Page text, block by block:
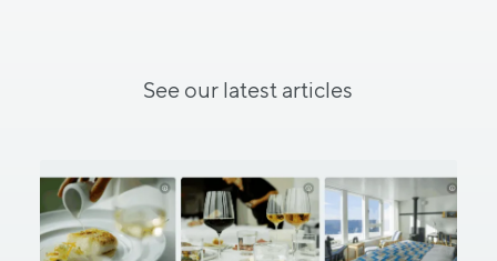
Seeourlatestarticles